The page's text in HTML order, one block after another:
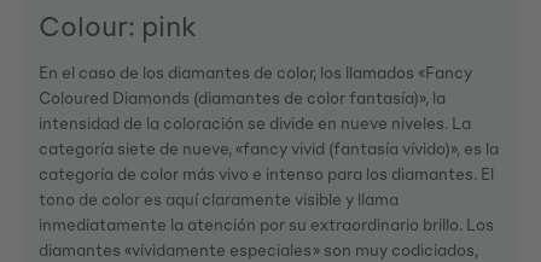
Colour: pink
En el caso de los diamantes de color, los llamados «Fancy
Coloured Diamonds (diamantes de color fantasía)», la
intensidad de la coloración se divide en nueve niveles. La
categoría siete de nueve, «fancy vivid (fantasía vívido)», es la
categoría de color más vivo e intenso para los diamantes. El
tono de color es aquí claramente visible y llama
inmediatamente la atención por su extraordinario brillo. Los
diamantes «vívidamente especiales» son muy codiciados,